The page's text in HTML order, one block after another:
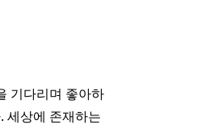
기다리며 좋아하
세상에 존재하는